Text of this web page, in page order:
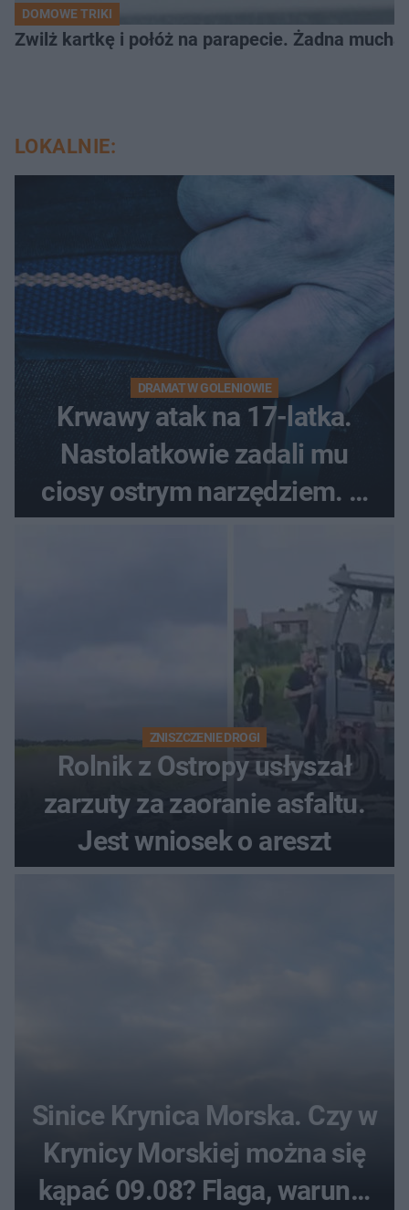
DOMOWE TRIKI
Zwilż kartkę i połóż na parapecie. Żadna
LOKALNIE:
DRAMAT W GOLENIOWIE
Krwawy atak na 17-latka.
Nastolatkowie zadali mu
ciosy ostrym narzędziem. O
ich losach zdecyduje sąd
ZNISZCZENIE DROGI
Rolnik z Ostropy usłyszał
zarzuty za zaoranie asfaltu.
Jest wniosek o areszt
Sinice Krynica Morska. Czy w
Krynicy Morskiej można się
kąpać 09.08? Flaga, warunki